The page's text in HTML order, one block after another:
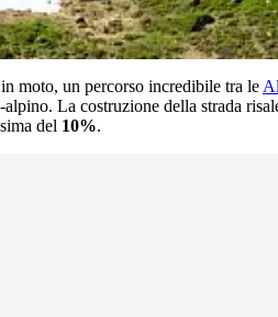
moto, un percorso incredibile tra le
La costruzione della strada
del 10%.